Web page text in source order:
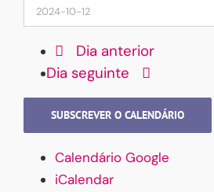
Dia anterior
Dia seguinte
SUBSCREVER O CALENDÁRIO
Calendário Google
iCalendar